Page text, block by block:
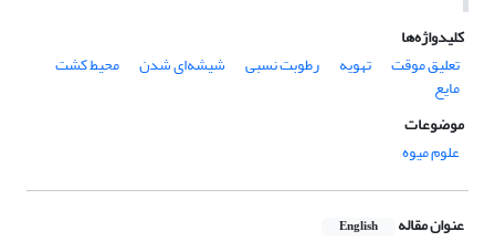
کلیدواژه‌ها
تعلیق موقت
تهویه رطوبت نسبی شیشه‌ای شدن محیط کشت
مایع
موضوعات
علوم میوه
عنوان مقاله English